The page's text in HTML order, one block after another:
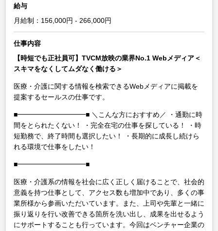
給与
月給制：156,000円 - 266,000円
仕事内容
【時短でも正社員可】TVCM放映の業界No.1 Webメディア＜
スキマをなくしてムダなく働ける＞
医療・介護に関する情報を検索できるWebメディアに掲載を
提案するセールスの仕事です。
■━━━━━━━━━━■ ＼こんな方におすすめ／
・通勤に時
間をとられたくない！
・完全在宅の仕事を探している！
・時
短勤務で、終了時間も選択したい！
・長期的に成長し続けら
れる環境で仕事をしたい！
■━━━━━━━━━━■
医療・介護系の情報を社会に広く正しく届けることで、社会的
意義を持つ仕事として、アクセス数も増加中であり、多くの事
業所様から参画いただいています。また、上司や先輩と一緒に
振り返りを行い改善できる箇所を洗い出し、成果を出せるよう
にサポートすることも行っています。今回はベンチャー企業の